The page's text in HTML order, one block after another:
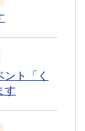
ント「く
す